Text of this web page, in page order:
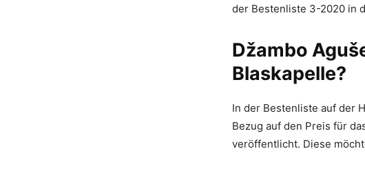
der Bestenliste 3-2020 in
Džambo
Blaskapelle?
In der Bestenliste auf der
Bezug auf den Preis für
veröffentlicht. Diese